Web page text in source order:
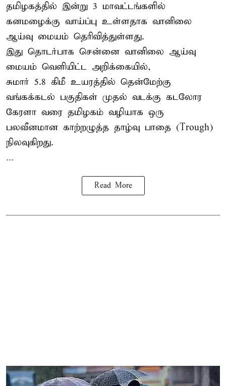
தமிழகத்தில் இன்று 3 மாவட்டங்களில்
கனமழைக்கு வாய்ப்பு உள்ளதாக வானிலை
ஆய்வு மையம் தெரிவித்துள்ளது.
இது தொடர்பாக சென்னை வானிலை ஆய்வு
மையம் வெளியிட்ட அறிக்கையில்,
சுமார் 5.8 கிமீ உயரத்தில் தென்மேற்கு
வங்கக்கடல் பகுதிகள் முதல் வடக்கு கடலோர
கேரளா வரை தமிழகம் வழியாக ஒரு
பலவீனமான காற்றழுத்த தாழ்வு பாதை (Trough)
நிலவுகிறது.
...
Read More